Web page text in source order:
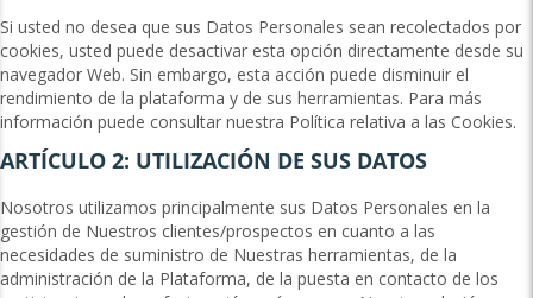
Si usted no desea que sus Datos Personales sean recolectados por
cookies, usted puede desactivar esta opción directamente desde su
navegador Web. Sin embargo, esta acción puede disminuir el
rendimiento de la plataforma y de sus herramientas. Para más
información puede consultar nuestra Política relativa a las Cookies.
ARTÍCULO 2: UTILIZACIÓN DE SUS DATOS
Nosotros utilizamos principalmente sus Datos Personales en la
gestión de Nuestros clientes/prospectos en cuanto a las
necesidades de suministro de Nuestras herramientas, de la
administración de la Plataforma, de la puesta en contacto de los